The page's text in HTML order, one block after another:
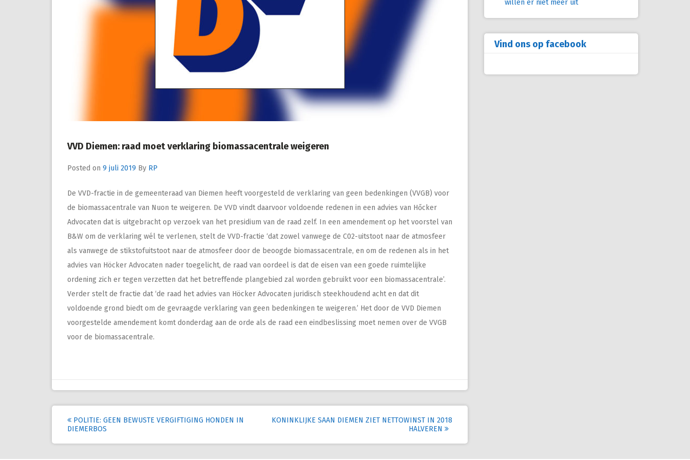
VVD Diemen: raad moet verklaring biomassacentrale weigeren
Posted on 9 juli 2019 By RP
De VVD-fractie in de gemeenteraad van Diemen heeft voorgesteld de verklaring van geen bedenkingen (VVGB) voor
de biomassacentrale van Nuon te weigeren. De VVD vindt daarvoor voldoende redenen in een advies van Hőcker
Advocaten dat is uitgebracht op verzoek van het presidium van de raad zelf. In een amendement op het voorstel van
B&W om de verklaring wél te verlenen, stelt de VVD-fractie ‘dat zowel vanwege de C02-uitstoot naar de atmosfeer
als vanwege de stikstofuitstoot naar de atmosfeer door de beoogde biomassacentrale, en om de redenen als in het
advies van Höcker Advocaten nader toegelicht, de raad van oordeel is dat de eisen van een goede ruimtelijke
ordening zich er tegen verzetten dat het betreffende plangebied zal worden gebruikt voor een biomassacentrale’.
Verder stelt de fractie dat ‘de raad het advies van Höcker Advocaten juridisch steekhoudend acht en dat dit
voldoende grond biedt om de gevraagde verklaring van geen bedenkingen te weigeren.’ Het door de VVD Diemen
voorgestelde amendement komt donderdag aan de orde als de raad een eindbeslissing moet nemen over de VVGB
voor de biomassacentrale.
Post
POLITIE: GEEN BEWUSTE VERGIFTIGING HONDEN IN
DIEMERBOS
KONINKLIJKE SAAN DIEMEN ZIET NETTOWINST IN 2018
HALVEREN
willen er niet meer uit
Vind ons op facebook